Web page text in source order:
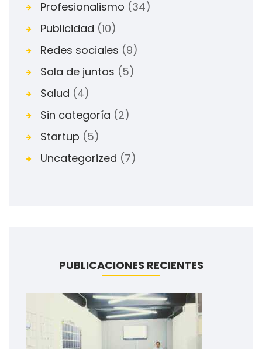
Profesionalismo (34)
Publicidad (10)
Redes sociales (9)
Sala de juntas (5)
Salud (4)
Sin categoría (2)
Startup (5)
Uncategorized (7)
PUBLICACIONES RECIENTES